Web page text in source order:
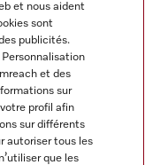
et nous aident
sont
publicités.
et des
sur
profil afin
sur différents
autoriser tous les
que les